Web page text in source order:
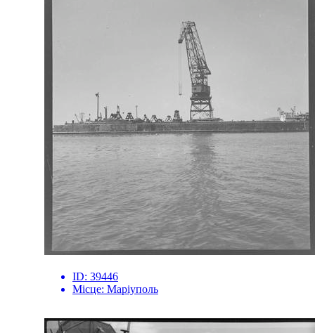
ID: 39446
Місце: Маріуполь